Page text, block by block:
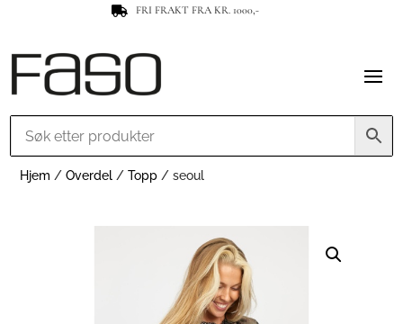
 FRI FRAKT FRA KR. 1000,-
Hjem /Overdel /Topp / seoul